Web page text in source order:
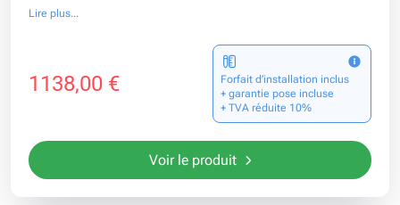
Lire plus...
1138,00 €
Forfait d’installation inclus
+ garantie pose incluse
+ TVA réduite 10%
Voir le produit